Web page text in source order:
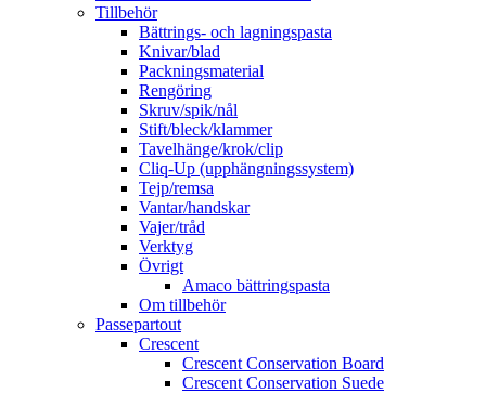
Tillbehör
Bättrings- och lagningspasta
Knivar/blad
Packningsmaterial
Rengöring
Skruv/spik/nål
Stift/bleck/klammer
Tavelhänge/krok/clip
Cliq-Up (upphängningssystem)
Tejp/remsa
Vantar/handskar
Vajer/tråd
Verktyg
Övrigt
Amaco bättringspasta
Om tillbehör
Passepartout
Crescent
Crescent Conservation Board
Crescent Conservation Suede